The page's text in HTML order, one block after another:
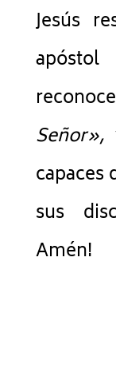
Jesús
Señor»,
capaces
sus
Amén!